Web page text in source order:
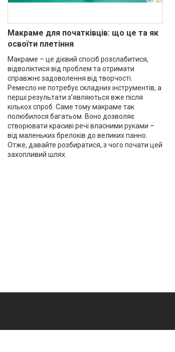
Макраме для початківців: що це та як
освоїти плетіння
Макраме – це дієвий спосіб розслабитися,
відволіктися від проблем та отримати
справжнє задоволення від творчості.
Ремесло не потребує складних інструментів, а
перші результати з’являються вже після
кількох спроб. Саме тому макраме так
полюбилося багатьом. Воно дозволяє
створювати красиві речі власними руками –
від маленьких брелоків до великих панно.
Отже, давайте розбиратися, з чого почати цей
захопливий шлях.